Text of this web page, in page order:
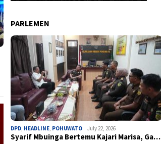
PARLEMEN
DPD, HEADLINE, POHUWATO July 22, 2026
Syarif Mbuinga Bertemu Kajari Marisa, Ga…